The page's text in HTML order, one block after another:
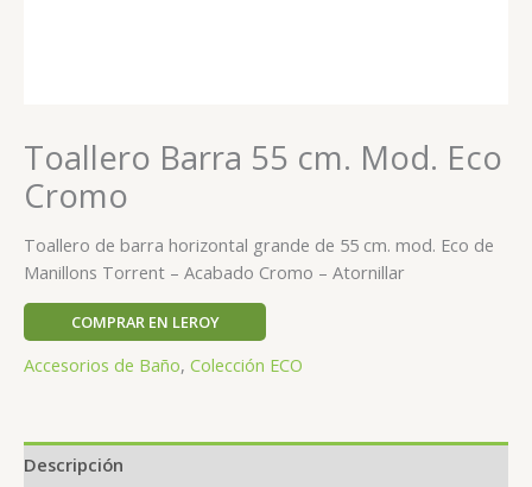
Toallero Barra 55 cm. Mod. Eco
Cromo
Toallero de barra horizontal grande de 55 cm. mod. Eco de
Manillons Torrent – Acabado Cromo – Atornillar
COMPRAR EN LEROY
Accesorios de Baño, Colección ECO
Descripción